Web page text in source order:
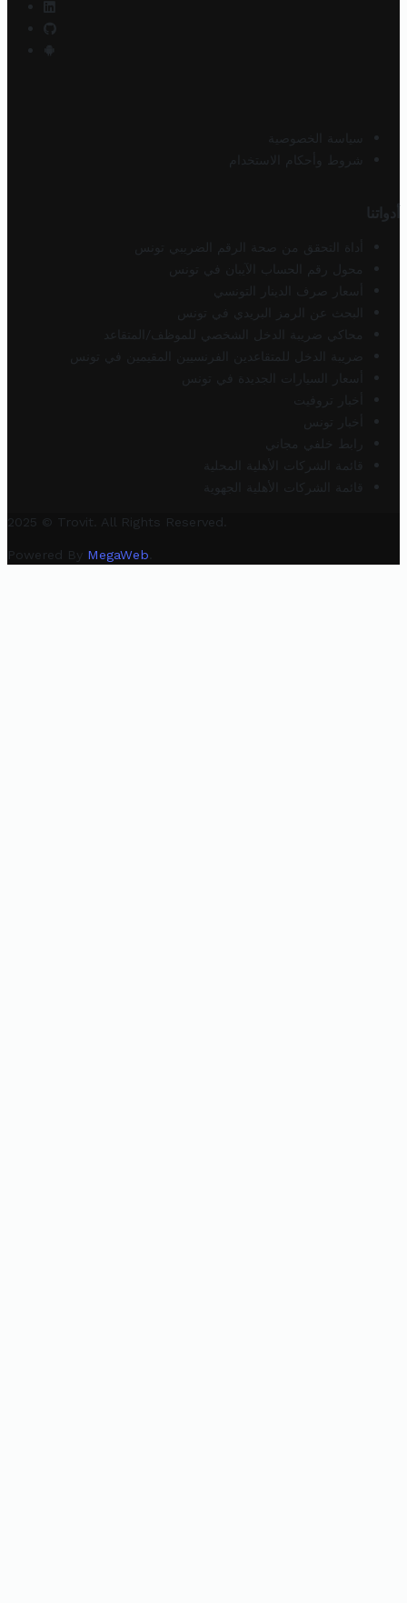
سياسة الخصوصية
شروط وأحكام الاستخدام
أدواتنا
أداة التحقق من صحة الرقم الضريبي تونس
محول رقم الحساب الآيبان في تونس
أسعار صرف الدينار التونسي
البحث عن الرمز البريدي في تونس
محاكي ضريبة الدخل الشخصي للموظف/المتقاعد
ضريبة الدخل للمتقاعدين الفرنسيين المقيمين في تونس
أسعار السيارات الجديدة في تونس
أخبار تروفيت
أخبار تونس
رابط خلفي مجاني
قائمة الشركات الأهلية المحلية
قائمة الشركات الأهلية الجهوية
2025 © Trovit. All Rights Reserved.
Powered By MegaWeb